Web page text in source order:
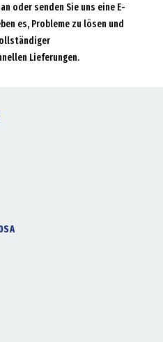
oder senden Sie uns eine E-
es, Probleme zu lösen und
Lieferungen.